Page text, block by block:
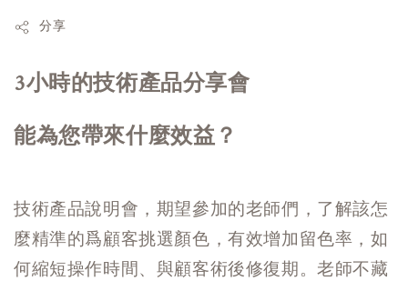
分享
3小時的技術產品分享會
能為您帶來什麼效益？
技術產品說明會，期望參加的老師們，了解該怎
麼精準的爲顧客挑選顏色，有效增加留色率，如
何縮短操作時間、與顧客術後修復期。老師不藏